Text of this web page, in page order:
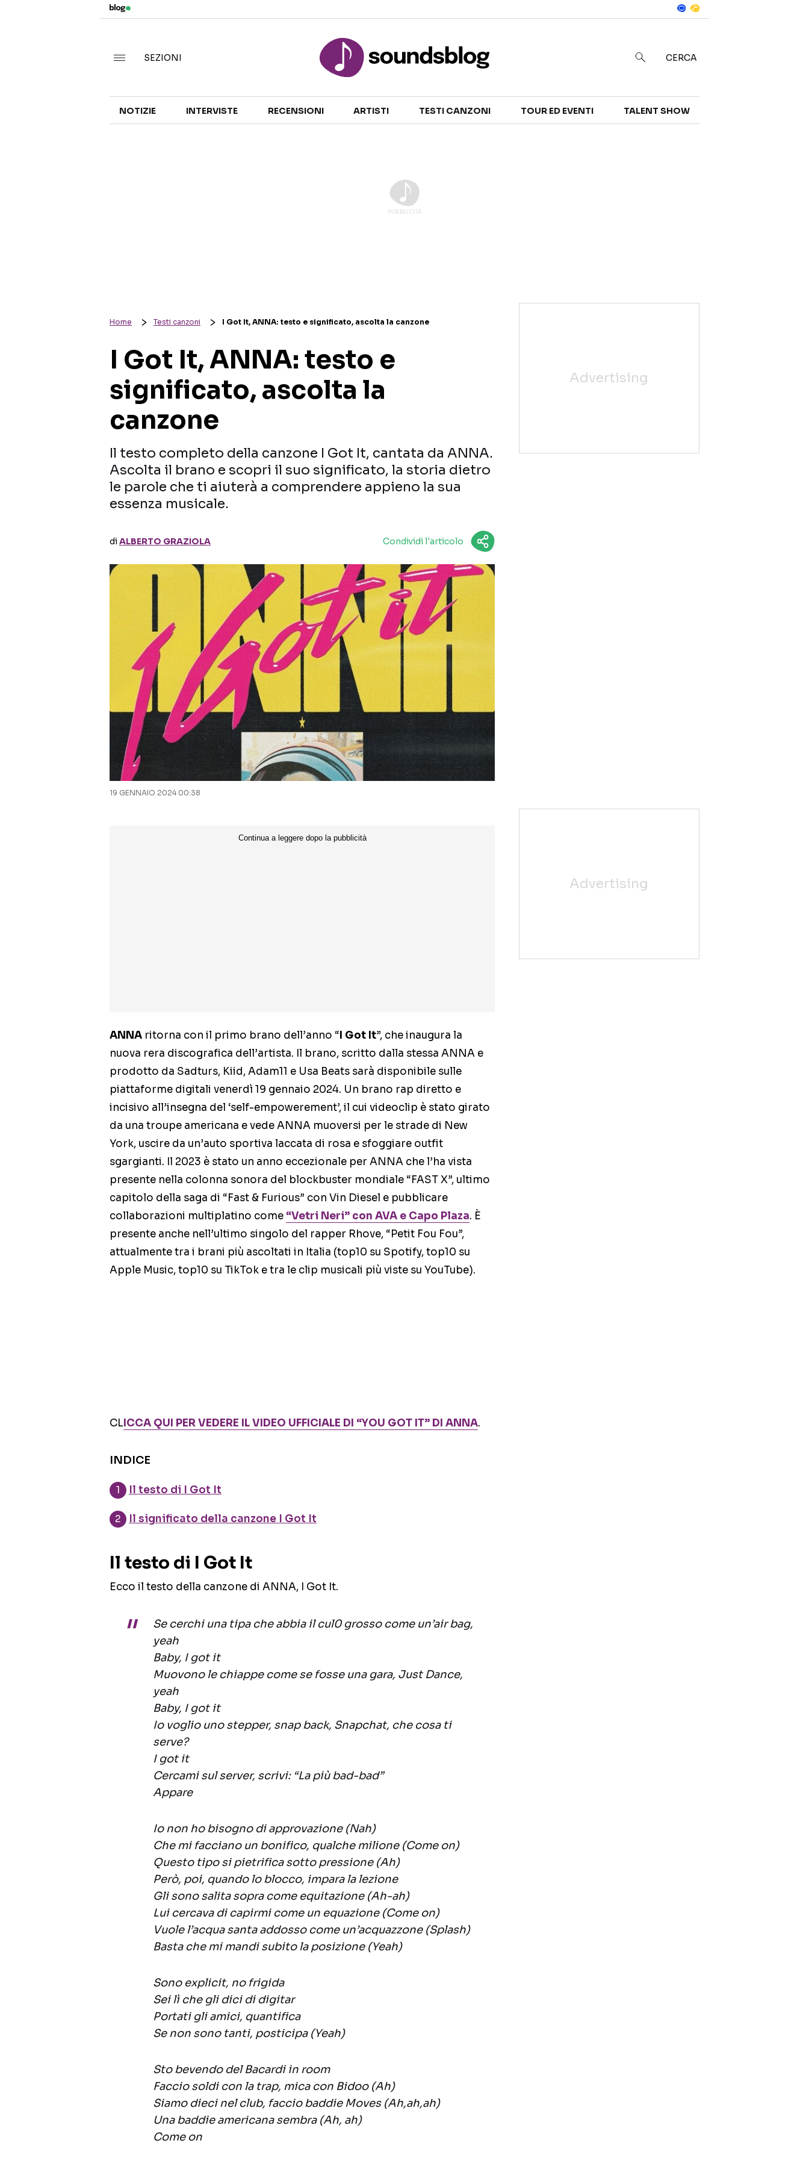
TALENT SHOW
SEZIONI CERCA
NOTIZIE INTERVISTE RECENSIONI ARTISTI TESTI CANZONI TOUR ED EVENTI TALENT SHOW
Home Testi canzoni I Got It, ANNA: testo e significato, ascolta la canzone
I Got It, ANNA: testo e
significato, ascolta la
canzone
Il testo completo della canzone I Got It, cantata da ANNA.
Ascolta il brano e scopri il suo significato, la storia dietro
le parole che ti aiuterà a comprendere appieno la sua
essenza musicale.
diALBERTO GRAZIOLA Condividi l'articolo
19 GENNAIO 2024 00:38
ANNA ritorna con il primo brano dell’anno “I Got It”, che inaugura la
nuova rera discografica dell’artista. Il brano, scritto dalla stessa ANNA e
prodotto da Sadturs, Kiid, Adam11 e Usa Beats sarà disponibile sulle
piattaforme digitali venerdì 19 gennaio 2024. Un brano rap diretto e
incisivo all’insegna del ‘self-empowerement’, il cui videoclip è stato girato
da una troupe americana e vede ANNA muoversi per le strade di New
York, uscire da un’auto sportiva laccata di rosa e sfoggiare outfit
sgargianti. Il 2023 è stato un anno eccezionale per ANNA che l’ha vista
presente nella colonna sonora del blockbuster mondiale “FAST X”, ultimo
capitolo della saga di “Fast & Furious” con Vin Diesel e pubblicare
collaborazioni multiplatino come “Vetri Neri” con AVA e Capo Plaza. È
presente anche nell’ultimo singolo del rapper Rhove, “Petit Fou Fou”,
attualmente tra i brani più ascoltati in Italia (top10 su Spotify, top10 su
Apple Music, top10 su TikTok e tra le clip musicali più viste su YouTube).
CLICCA QUI PER VEDERE IL VIDEO UFFICIALE DI “YOU GOT IT” DI ANNA.
INDICE
Il testo di I Got It
Il significato della canzone I Got It
Il testo di I Got It
Ecco il testo della canzone di ANNA, I Got It.
Se cerchi una tipa che abbia il cul0 grosso come un’air bag,
yeah
Baby, I got it
Muovono le chiappe come se fosse una gara, Just Dance,
yeah
Baby, I got it
Io voglio uno stepper, snap back, Snapchat, che cosa ti
serve?
I got it
Cercami sul server, scrivi: “La più bad-bad”
Appare
Io non ho bisogno di approvazione (Nah)
Che mi facciano un bonifico, qualche milione (Come on)
Questo tipo si pietrifica sotto pressione (Ah)
Però, poi, quando lo blocco, impara la lezione
Gli sono salita sopra come equitazione (Ah-ah)
Lui cercava di capirmi come un equazione (Come on)
Vuole l’acqua santa addosso come un’acquazzone (Splash)
Basta che mi mandi subito la posizione (Yeah)
Sono explicit, no frigida
Sei lì che gli dici di digitar
Portati gli amici, quantifica
Se non sono tanti, posticipa (Yeah)
Sto bevendo del Bacardi in room
Faccio soldi con la trap, mica con Bidoo (Ah)
Siamo dieci nel club, faccio baddie Moves (Ah,ah,ah)
Una baddie americana sembra (Ah, ah)
Come on